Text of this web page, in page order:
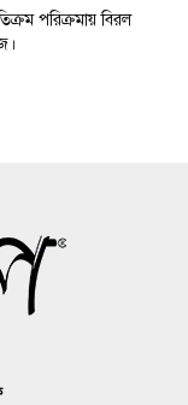
পরিক্রমায় বিরল